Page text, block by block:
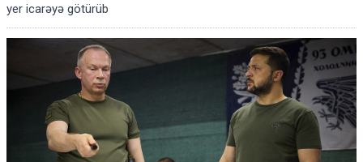
yer icarəyə götürüb